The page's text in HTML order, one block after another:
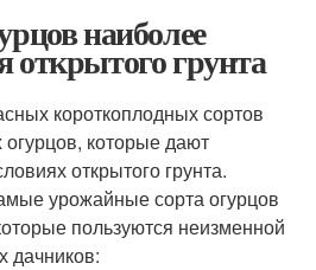
наиболее
открытого грунта
короткоплодных сортов
которые дают
открытого грунта.
урожайные сорта огурцов
пользуются неизменной
дачников: